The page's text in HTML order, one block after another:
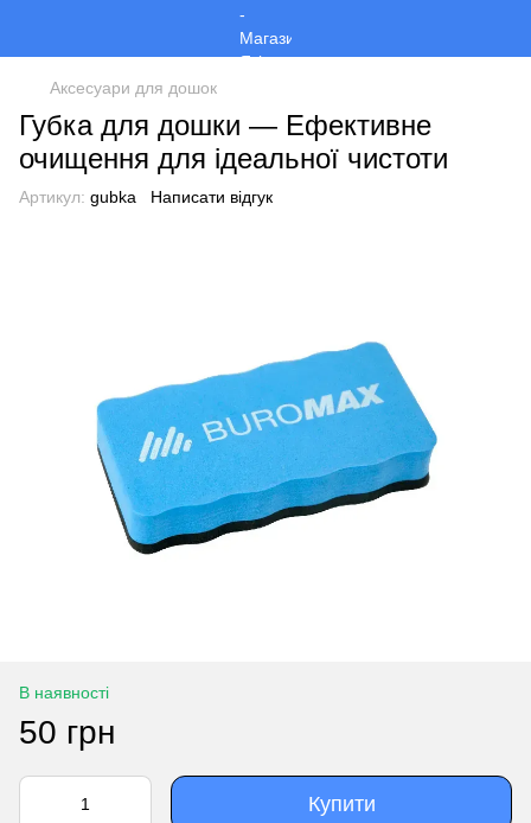
Аксесуари для дошок
Губка для дошки — Ефективне
очищення для ідеальної чистоти
Артикул: gubka Написати відгук
В наявності
50 грн
Купити